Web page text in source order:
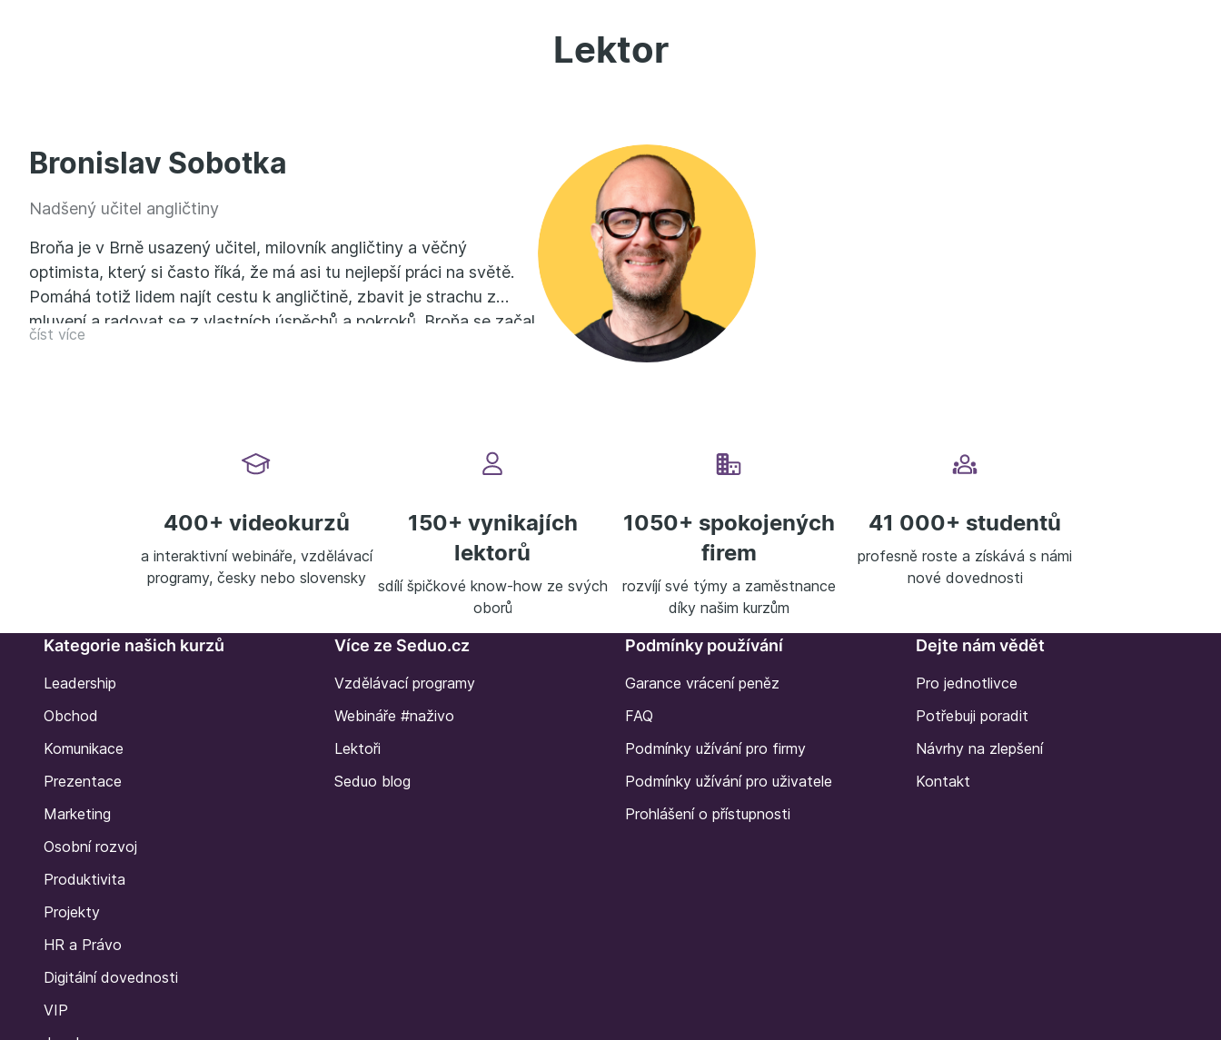
Lektor
Bronislav Sobotka
Nadšený učitel angličtiny
Broňa je v Brně usazený učitel, milovník angličtiny a věčný
optimista, který si často říká, že má asi tu nejlepší práci na světě.
Pomáhá totiž lidem najít cestu k angličtině, zbavit je strachu z
mluvení a radovat se z vlastních úspěchů a pokroků. Broňa se začal
učit anglicky sám ve dvaceti a dotáhnul to až k červenému
číst více
400+ videokurzů
a interaktivní webináře, vzdělávací
programy, česky nebo slovensky
150+ vynikajích
lektorů
sdílí špičkové know-how ze svých
oborů
1050+ spokojených
firem
rozvíjí své týmy a zaměstnance
díky našim kurzům
41 000+ studentů
profesně roste a získává s námi
nové dovednosti
Kategorie našich kurzů
Leadership
Obchod
Komunikace
Prezentace
Marketing
Osobní rozvoj
Produktivita
Projekty
HR a Právo
Digitální dovednosti
VIP
Více ze Seduo.cz
Vzdělávací programy
Webináře #naživo
Lektoři
Seduo blog
Podmínky používání
Garance vrácení peněz
FAQ
Podmínky užívání pro firmy
Podmínky užívání pro uživatele
Prohlášení o přístupnosti
Dejte nám vědět
Pro jednotlivce
Potřebuji poradit
Návrhy na zlepšení
Kontakt